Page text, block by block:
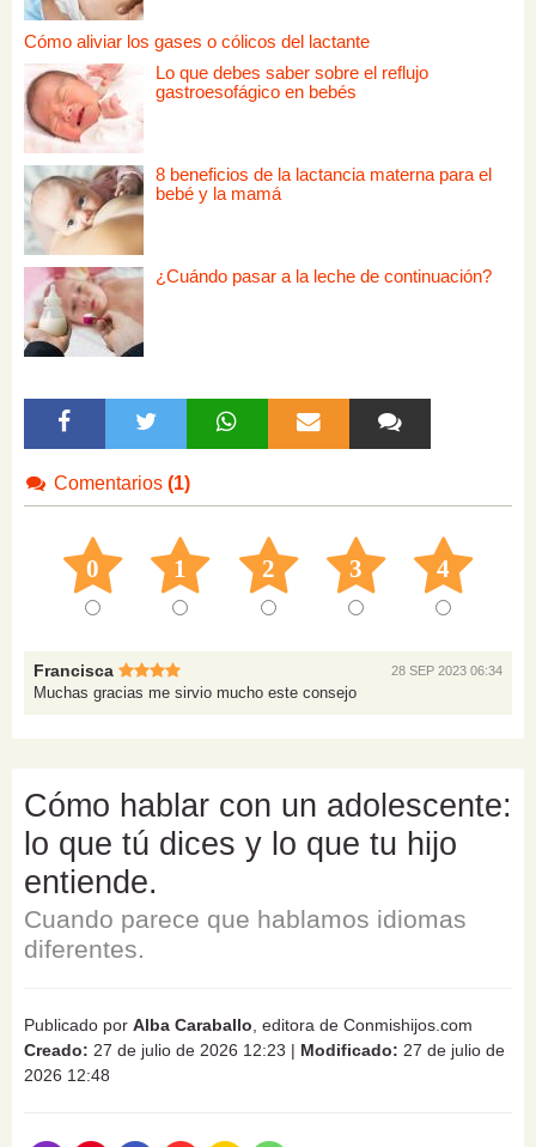
Cómo aliviar los gases o cólicos del lactante
Lo que debes saber sobre el reflujo
gastroesofágico en bebés
8 beneficios de la lactancia materna para el
bebé y la mamá
¿Cuándo pasar a la leche de continuación?
Comentarios (1)
0 1 2 3 4
28 SEP 2023 06:34
Francisca
Muchas gracias me sirvio mucho este consejo
Cómo hablar con un adolescente:
lo que tú dices y lo que tu hijo
entiende.
Cuando parece que hablamos idiomas
diferentes.
Publicado por Alba Caraballo , editora de Conmishijos.com
Creado: 27 de julio de 2026 12:23 | Modificado: 27 de julio de
2026 12:48